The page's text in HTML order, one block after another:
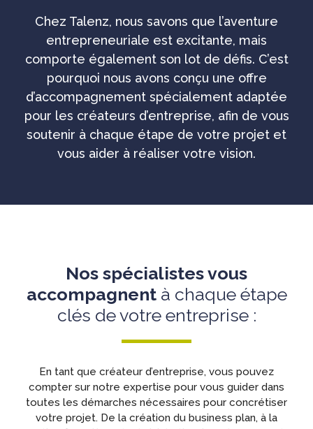
Chez Talenz, nous savons que l’aventure
entrepreneuriale est excitante, mais
comporte également son lot de défis. C’est
pourquoi nous avons conçu une offre
d’accompagnement spécialement adaptée
pour les créateurs d’entreprise, afin de vous
soutenir à chaque étape de votre projet et
vous aider à réaliser votre vision.
Nos spécialistes vous
accompagnentà chaque étape
clés de votre entreprise :
En tant que créateur d’entreprise, vous pouvez
compter sur notre expertise pour vous guider dans
toutes les démarches nécessaires pour concrétiser
votre projet. De la création du business plan, à la